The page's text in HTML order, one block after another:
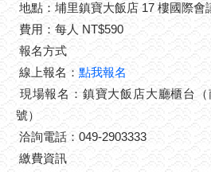
地點：埔里鎮寶大飯店 17 樓國際會
費用：每人 NT$590
報名方式
線上報名： 點我報名
現場報名：鎮寶大飯店大廳櫃台
號）
洽詢電話：049-2903333
繳費資訊